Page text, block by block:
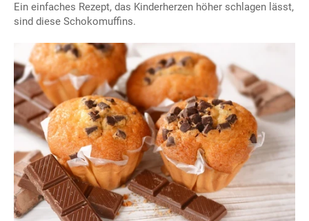
Ein einfaches Rezept, das Kinderherzen höher schlagen lässt,
sind diese Schokomuffins.